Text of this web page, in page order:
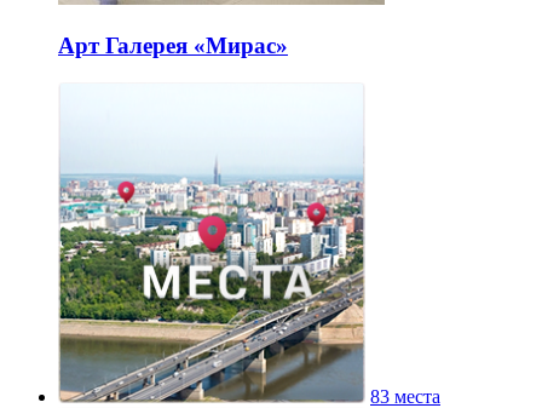
Арт Галерея «Мирас»
83 места